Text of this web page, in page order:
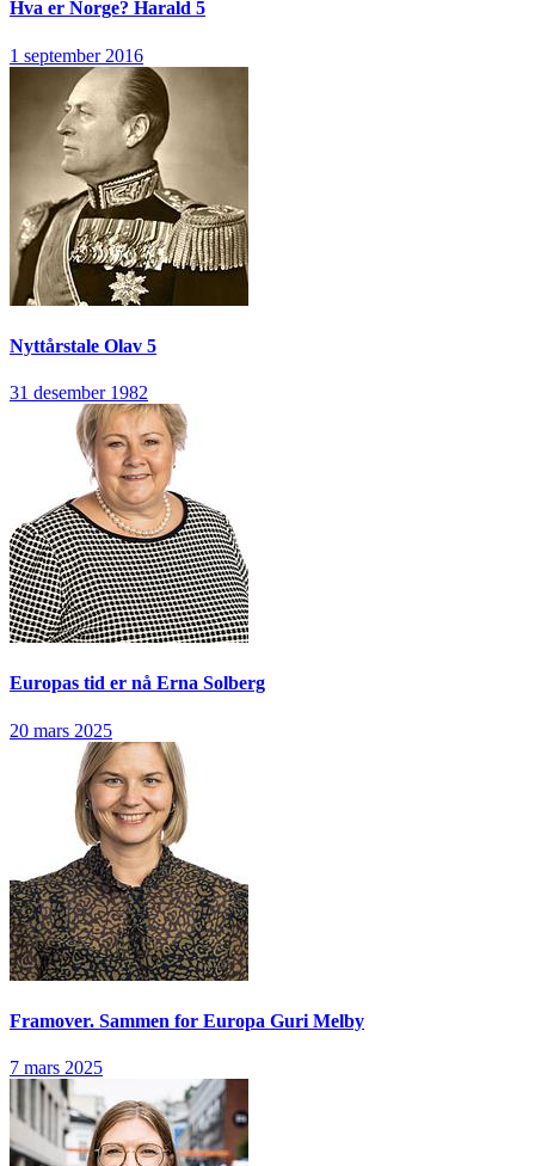
Hva er Norge? Harald 5
1 september 2016
Nyttårstale Olav 5
31 desember 1982
Europas tid er nå Erna Solberg
20 mars 2025
Framover. Sammen for Europa Guri Melby
7 mars 2025